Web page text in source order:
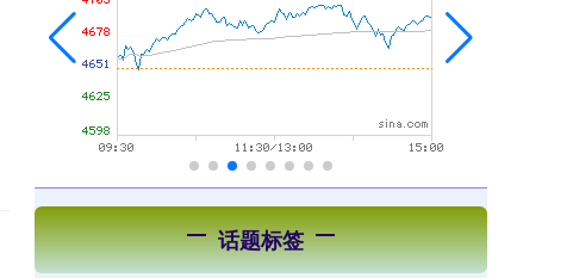
话题标签